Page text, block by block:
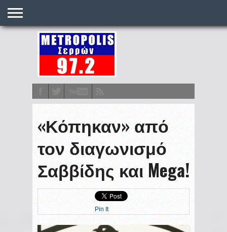
ΣΤΑΘΜΌΣ
METRONEWS
ΠΟΔΌΣΦΑΙΡΟ
ΒΑΘΜΟΛΟΓΊΕΣ
ΠΡΟΓΡΆΜΜΑΤΑ
ΣΤΟΊΧΗΜΑ
ΕΠΙΚΟΙΝΩΝΊΑ
«Κόπηκαν» από
τον διαγωνισμό
Σαββίδης και Mega!
Pin It